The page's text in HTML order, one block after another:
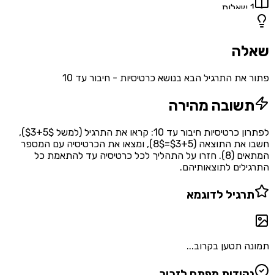
1 שאלות
שאלה
פתור את התרגיל הבא בנושא כרטיסיות - חיבור עד 10
תשובה מהירה
לפתרון כרטיסיות חיבור עד 10: קראו את התרגיל (למשל $3+5$),
חשבו את התוצאה ($3+5=8$), ומצאו את הכרטיסיה עם המספר
המתאים (8). חזרו על התהליך לכל כרטיסיה עד להתאמת כל
התרגילים לתוצאותיהם.
תרגיל לדוגמא
תמונה תטען בקרוב...